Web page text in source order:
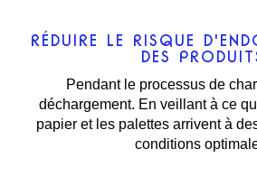
RÉDUIRE LE RISQUE
DES
Pendant le processus de
déchargement. En veillant à ce
papier et les palettes arrivent à
conditions